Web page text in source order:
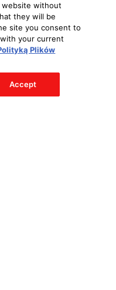
BIEDRONCE
HOME
website without
they will be
site you consent to
your current
Plików
Accept